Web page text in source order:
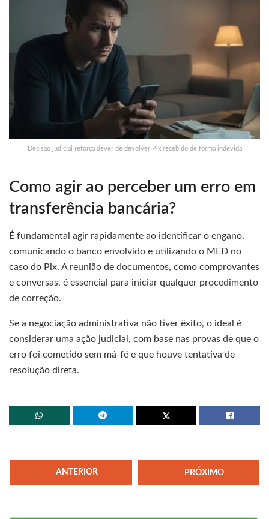
Decisão judicial reforça dever de devolver Pix recebido de forma indevida
Como agir ao perceber um erro em
transferência bancária?
É fundamental agir rapidamente ao identificar o engano,
comunicando o banco envolvido e utilizando o MED no
caso do Pix. A reunião de documentos, como comprovantes
e conversas, é essencial para iniciar qualquer procedimento
de correção.
Se a negociação administrativa não tiver êxito, o ideal é
considerar uma ação judicial, com base nas provas de que o
erro foi cometido sem má-fé e que houve tentativa de
resolução direta.
ANTERIOR PRÓXIMO